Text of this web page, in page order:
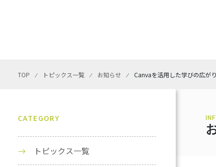
TOP ⁄ トピックス一覧 ⁄ お知らせ ⁄ Canvaを活用した学びの広がり
CATEGORY
トピックス一覧